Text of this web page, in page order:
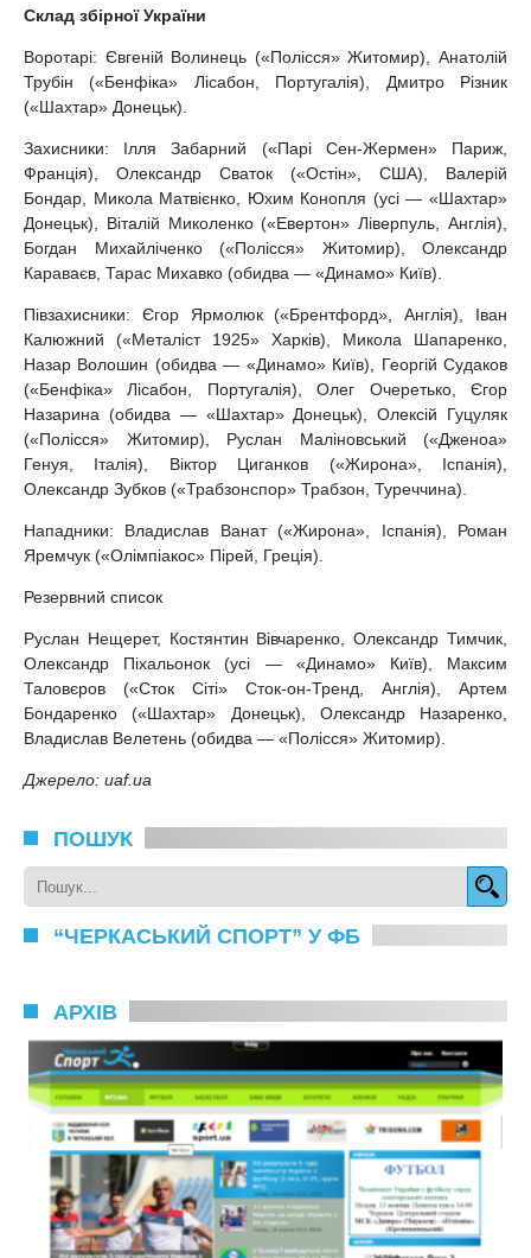
Склад збірної України
Воротарі: Євгеній Волинець («Полісся» Житомир), Анатолій
Трубін («Бенфіка» Лісабон, Португалія), Дмитро Різник
(«Шахтар» Донецьк).
Захисники: Ілля Забарний («Парі Сен-Жермен» Париж,
Франція), Олександр Сваток («Остін», США), Валерій
Бондар, Микола Матвієнко, Юхим Конопля (усі — «Шахтар»
Донецьк), Віталій Миколенко («Евертон» Ліверпуль, Англія),
Богдан Михайліченко («Полісся» Житомир), Олександр
Караваєв, Тарас Михавко (обидва — «Динамо» Київ).
Півзахисники: Єгор Ярмолюк («Брентфорд», Англія), Іван
Калюжний («Металіст 1925» Харків), Микола Шапаренко,
Назар Волошин (обидва — «Динамо» Київ), Георгій Судаков
(«Бенфіка» Лісабон, Португалія), Олег Очеретько, Єгор
Назарина (обидва — «Шахтар» Донецьк), Олексій Гуцуляк
(«Полісся» Житомир), Руслан Маліновський («Дженоа»
Генуя, Італія), Віктор Циганков («Жирона», Іспанія),
Олександр Зубков («Трабзонспор» Трабзон, Туреччина).
Нападники: Владислав Ванат («Жирона», Іспанія), Роман
Яремчук («Олімпіакос» Пірей, Греція).
Резервний список
Руслан Нещерет, Костянтин Вівчаренко, Олександр Тимчик,
Олександр Піхальонок (усі — «Динамо» Київ), Максим
Таловєров («Сток Сіті» Сток-он-Тренд, Англія), Артем
Бондаренко («Шахтар» Донецьк), Олександр Назаренко,
Владислав Велетень (обидва — «Полісся» Житомир).
Джерело: uaf.ua
ПОШУК
“ЧЕРКАСЬКИЙ СПОРТ” У ФБ
АРХІВ